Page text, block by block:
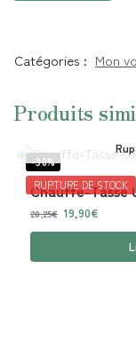
Catégories : Mon
Produits
-30%
RUPTURE DE STOCK
Chauffe-Tasse
28,25€ 19,90€